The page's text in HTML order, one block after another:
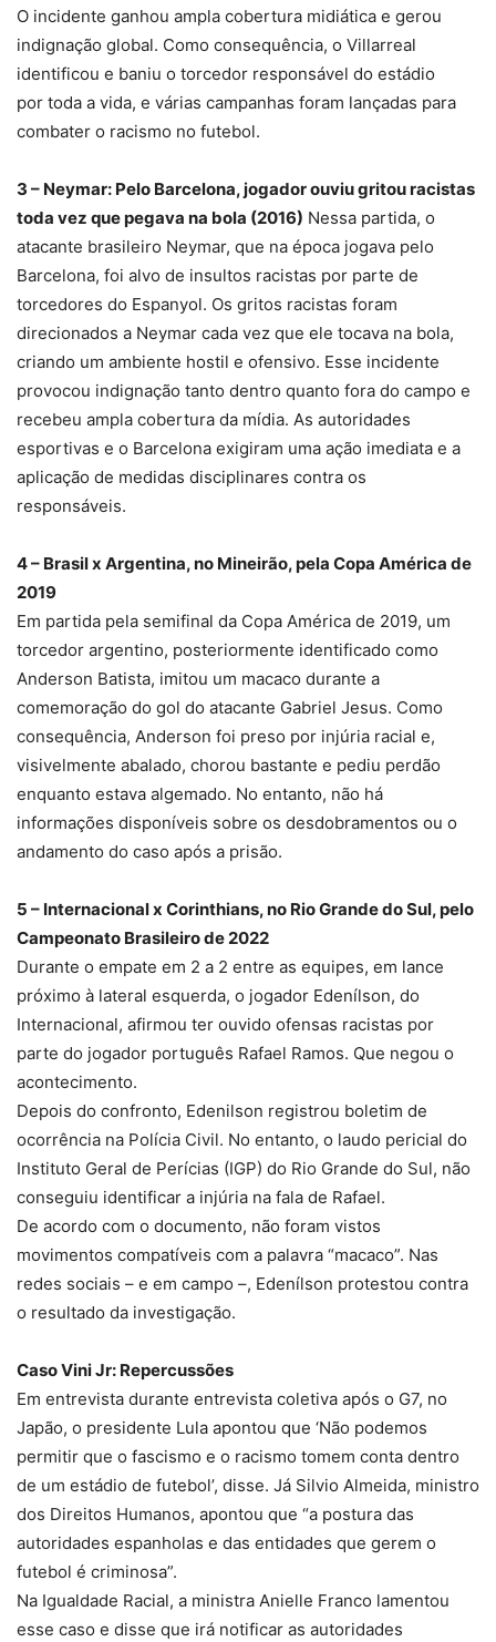
O incidente ganhou ampla cobertura midiática e gerou
indignação global. Como consequência, o Villarreal
identificou e baniu o torcedor responsável do estádio
por toda a vida, e várias campanhas foram lançadas para
combater o racismo no futebol.
3 – Neymar: Pelo Barcelona, jogador ouviu gritou racistas
toda vez que pegava na bola (2016) Nessa partida, o
atacante brasileiro Neymar, que na época jogava pelo
Barcelona, foi alvo de insultos racistas por parte de
torcedores do Espanyol. Os gritos racistas foram
direcionados a Neymar cada vez que ele tocava na bola,
criando um ambiente hostil e ofensivo. Esse incidente
provocou indignação tanto dentro quanto fora do campo e
recebeu ampla cobertura da mídia. As autoridades
esportivas e o Barcelona exigiram uma ação imediata e a
aplicação de medidas disciplinares contra os
responsáveis.
4 – Brasil x Argentina, no Mineirão, pela Copa América de
2019
Em partida pela semifinal da Copa América de 2019, um
torcedor argentino, posteriormente identificado como
Anderson Batista, imitou um macaco durante a
comemoração do gol do atacante Gabriel Jesus. Como
consequência, Anderson foi preso por injúria racial e,
visivelmente abalado, chorou bastante e pediu perdão
enquanto estava algemado. No entanto, não há
informações disponíveis sobre os desdobramentos ou o
andamento do caso após a prisão.
5 – Internacional x Corinthians, no Rio Grande do Sul, pelo
Campeonato Brasileiro de 2022
Durante o empate em 2 a 2 entre as equipes, em lance
próximo à lateral esquerda, o jogador Edenílson, do
Internacional, afirmou ter ouvido ofensas racistas por
parte do jogador português Rafael Ramos. Que negou o
acontecimento.
Depois do confronto, Edenilson registrou boletim de
ocorrência na Polícia Civil. No entanto, o laudo pericial do
Instituto Geral de Perícias (IGP) do Rio Grande do Sul, não
conseguiu identificar a injúria na fala de Rafael.
De acordo com o documento, não foram vistos
movimentos compatíveis com a palavra “macaco”. Nas
redes sociais – e em campo –, Edenílson protestou contra
o resultado da investigação.
Caso Vini Jr: Repercussões
Em entrevista durante entrevista coletiva após o G7, no
Japão, o presidente Lula apontou que ‘Não podemos
permitir que o fascismo e o racismo tomem conta dentro
de um estádio de futebol’, disse. Já Silvio Almeida, ministro
dos Direitos Humanos, apontou que “a postura das
autoridades espanholas e das entidades que gerem o
futebol é criminosa”.
Na Igualdade Racial, a ministra Anielle Franco lamentou
esse caso e disse que irá notificar as autoridades